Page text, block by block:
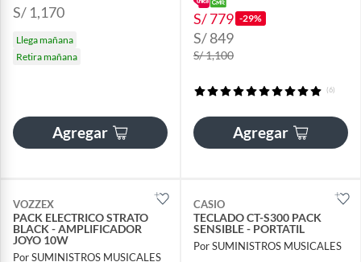
S/ 1,170
Llega mañana
Retira mañana
Agregar
S/ 779 -29%
S/ 849
S/ 1,100
(6)
Agregar
VOZZEX
PACK ELECTRICO STRATO
BLACK - AMPLIFICADOR
JOYO 10W
Por SUMINISTROS MUSICALES
CASIO
TECLADO CT-S300 PACK
SENSIBLE - PORTATIL
Por SUMINISTROS MUSICALES